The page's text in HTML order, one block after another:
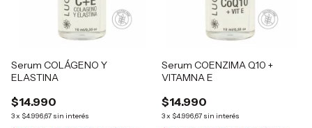
Serum COLÁGENO Y
ELASTINA
$14.990
3x $4.996,67 sin interés
Serum COENZIMA Q10 +
VITAMNA E
$14.990
3x $4.996,67 sin interés